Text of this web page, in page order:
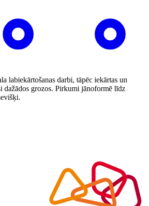
labiekārtošanas darbi, tāpēc iekārtas un
dažādos grozos. Pirkumi jānoformē līdz